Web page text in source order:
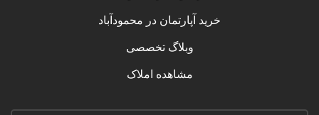
خرید آپارتمان در محمودآباد
وبلاگ تخصصی
مشاهده املاک